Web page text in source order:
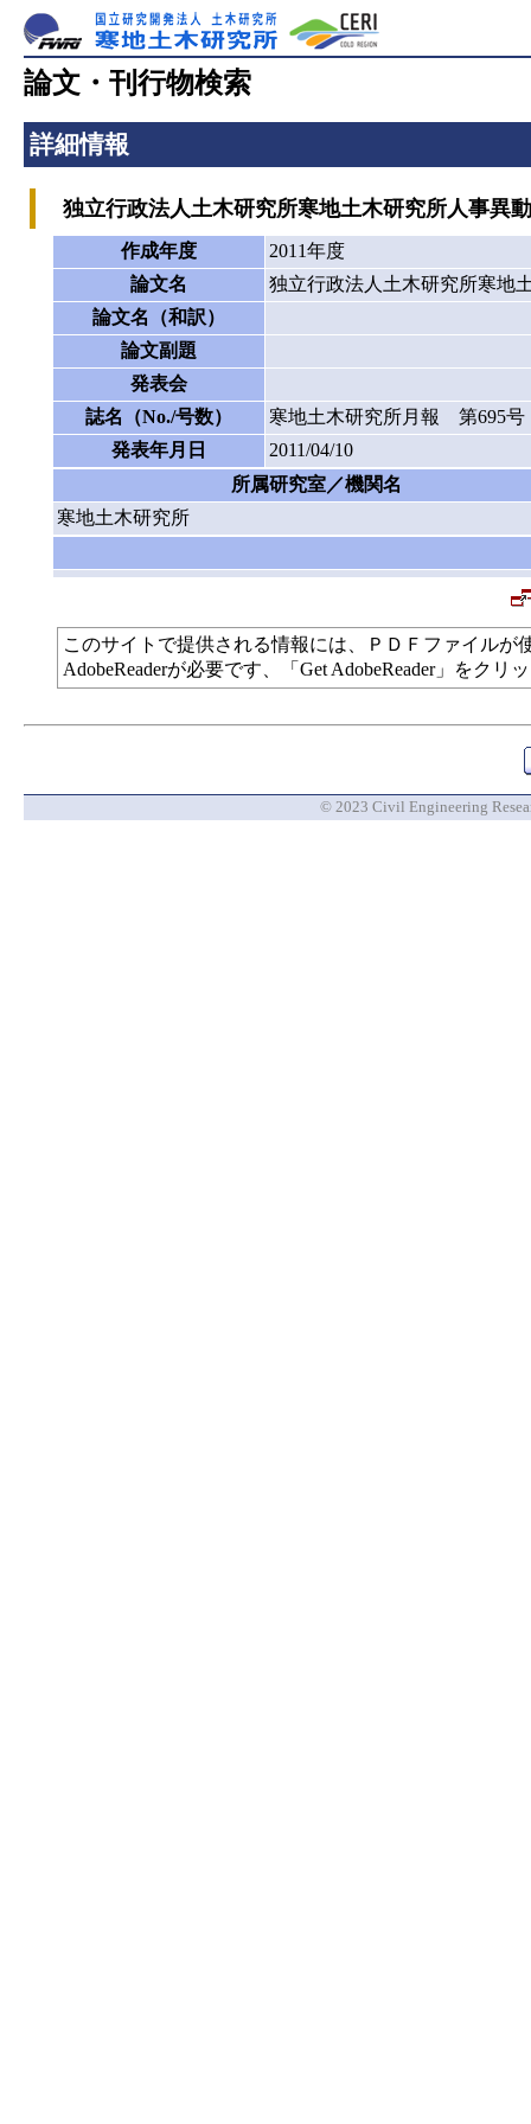
論文・刊行物検索
詳細情報
独立行政法人土木研究所寒地土木研究所人事異
作成年度
2011年度
論文名
独立行政法人土木研究所寒地
論文名（和訳）
論文副題
発表会
誌名（No./号数）
寒地土木研究所月報 第695号
発表年月日
2011/04/10
所属研究室／機関名
寒地土木研究所
このサイトで提供される情報には、ＰＤＦファイル
AdobeReaderが必要です、「Get AdobeReader」をク
© 2023 Civil Engineering